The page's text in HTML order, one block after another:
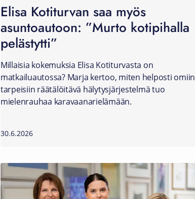
Elisa Kotiturvan saa myös
asuntoautoon: ”Murto kotipihalla
pelästytti”
Millaisia kokemuksia Elisa Kotiturvasta on
matkailuautossa? Marja kertoo, miten helposti omiin
tarpeisiin räätälöitävä hälytysjärjestelmä tuo
mielenrauhaa karavaanarielämään.
30.6.2026